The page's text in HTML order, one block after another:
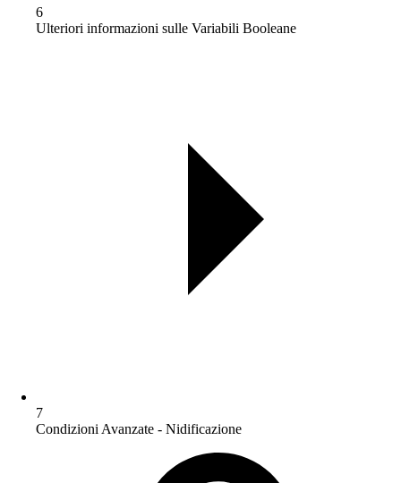
6
Ulteriori informazioni sulle Variabili Booleane
7
Condizioni Avanzate - Nidificazione